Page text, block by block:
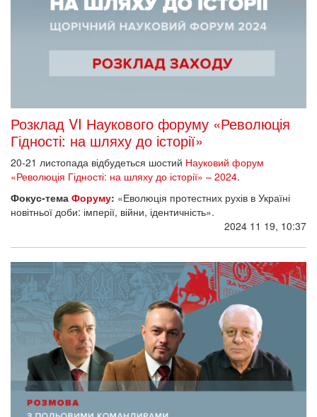
Розклад VI Наукового форуму «Революція
Гідності: на шляху до історії»
20-21 листопада відбудеться шостий Науковий форум
«Революція Гідності: на шляху до історії» – 2024.
Фокус-тема Форуму: «Еволюція протестних рухів в Україні
новітньої доби: імперії, війни, ідентичність».
2024 11 19, 10:37